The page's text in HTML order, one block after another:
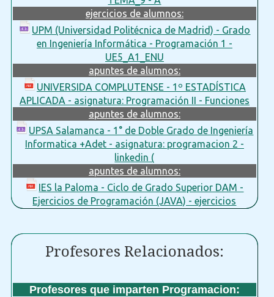
ejercicios de alumnos:
UPM (Universidad Politécnica de Madrid) - Grado
en Ingeniería Informática - Programación 1 -
UE5_A1_ENU
apuntes de alumnos:
UNIVERSIDA COMPLUTENSE - 1º ESTADÍSTICA
APLICADA - asignatura: Programación II - Funciones
apuntes de alumnos:
UPSA Salamanca - 1° de Doble Grado de Ingeniería
Informatica +Adet - asignatura: programacion 2 -
linkedin (
apuntes de alumnos:
IES la Paloma - Ciclo de Grado Superior DAM -
Ejercicios de Programación (JAVA) - ejercicios
Profesores Relacionados:
Profesores que imparten Programacion: